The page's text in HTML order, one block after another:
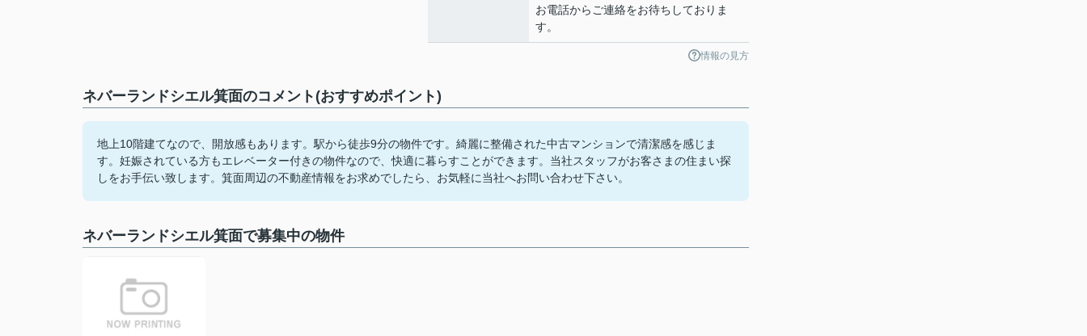
お電話からご連絡をお待ちしておりま
す。
情報の見方
ネバーランドシエル箕面のコメント(おすすめポイント)
地上10階建てなので、開放感もあります。駅から徒歩9分の物件です。綺麗に整備された中古マンションで清潔感を感じま
す。妊娠されている方もエレベーター付きの物件なので、快適に暮らすことができます。当社スタッフがお客さまの住まい探
しをお手伝い致します。箕面周辺の不動産情報をお求めでしたら、お気軽に当社へお問い合わせ下さい。
ネバーランドシエル箕面で募集中の物件